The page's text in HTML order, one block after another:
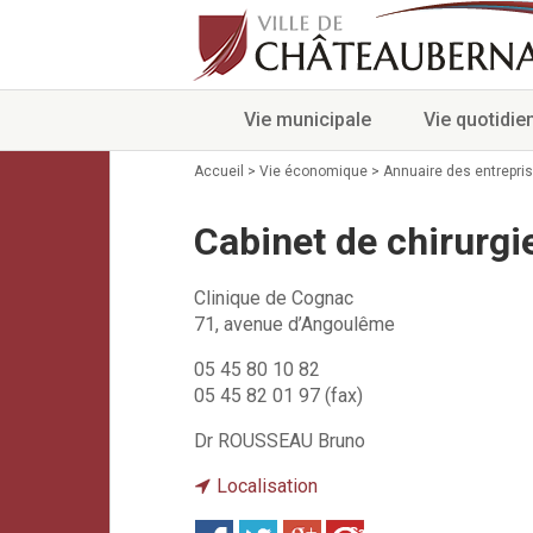
Vie municipale Vie
Accueil > Vie économique > Annuaire des
Cabinet de
Clinique de Cognac
71, avenue d’Angoulême
05 45 80 10 82
05 45 82 01 97 (fax)
Dr ROUSSEAU Bruno
Localisation